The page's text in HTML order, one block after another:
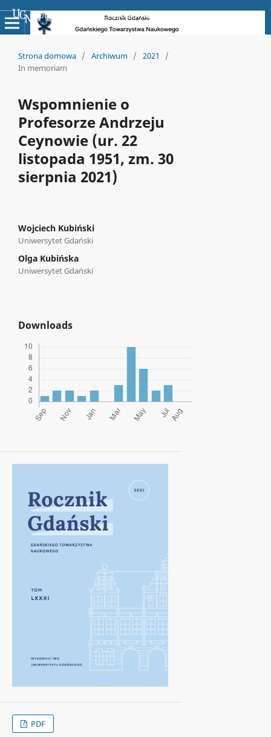
Uniwersyteckie Czasopisma Naukowe
Strona domowa / Archiwum / 2021
/
In memoriam
Wspomnienie o
Profesorze Andrzeju
Ceynowie (ur. 22
listopada 1951, zm. 30
sierpnia 2021)
Wojciech Kubiński
Uniwersytet Gdański
Olga Kubińska
Uniwersytet Gdański
Downloads
PDF